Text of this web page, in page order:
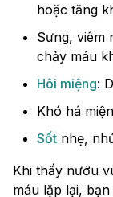
hoặc tăng
Sưng, viêm
chảy máu
Hôi miệng:
Khó há
Sốt nhẹ,
Khi thấy nướu
máu lặp lại,